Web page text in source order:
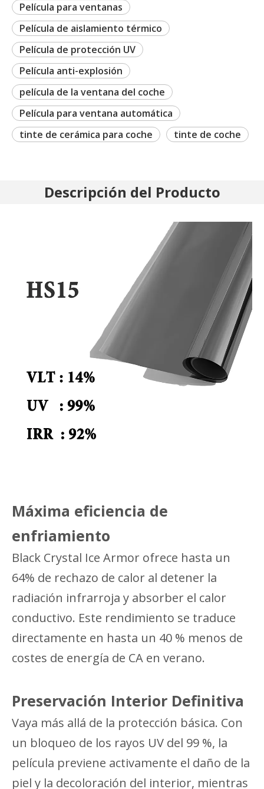
Película para ventanas
Película de aislamiento térmico
Película de protección UV
Película anti-explosión
película de la ventana del coche
Película para ventana automática
tinte de cerámica para coche
tinte de coche
Descripción del Producto
Máxima eficiencia de
enfriamiento
Black Crystal Ice Armor ofrece hasta un
64% de rechazo de calor al detener la
radiación infrarroja y absorber el calor
conductivo. Este rendimiento se traduce
directamente en hasta un 40 % menos de
costes de energía de CA en verano.
Preservación Interior Definitiva
Vaya más allá de la protección básica. Con
un bloqueo de los rayos UV del 99 %, la
película previene activamente el daño de la
piel y la decoloración del interior, mientras